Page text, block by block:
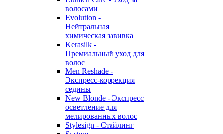
волосами
Evolution -
Нейтральная
химическая завивка
Kerasilk -
Премиальный уход для
волос
Men Reshade -
Экспресс-коррекция
седины
New Blonde - Экспресс
осветление для
мелированных волос
Stylesign - Стайлинг